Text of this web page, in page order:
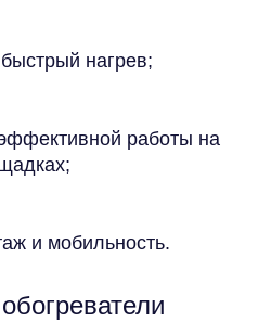
нагрев;
работы на
и мобильность.